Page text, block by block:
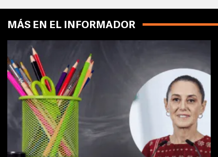
MÁS EN EL INFORMADOR